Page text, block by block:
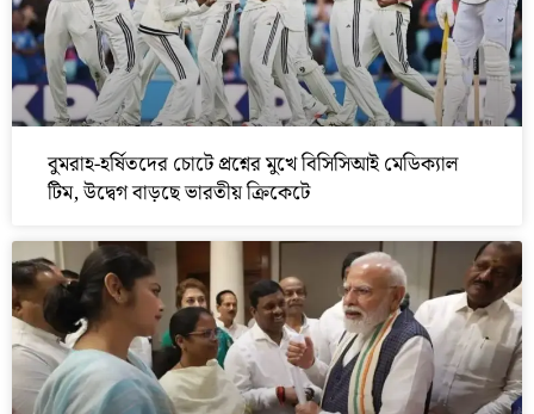
বুমরাহ-হর্ষিতদের চোটে প্রশ্নের মুখে বিসিসিআই মেডিক্যাল
টিম, উদ্বেগ বাড়ছে ভারতীয় ক্রিকেটে